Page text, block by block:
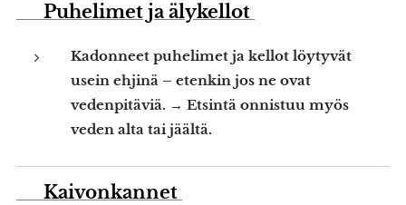
📱 Puhelimet ja älykellot
Kadonneet puhelimet ja kellot löytyvät
usein ehjinä – etenkin jos ne ovat
vedenpitäviä. → Etsintä onnistuu myös
veden alta tai jäältä.
🕳️ Kaivonkannet